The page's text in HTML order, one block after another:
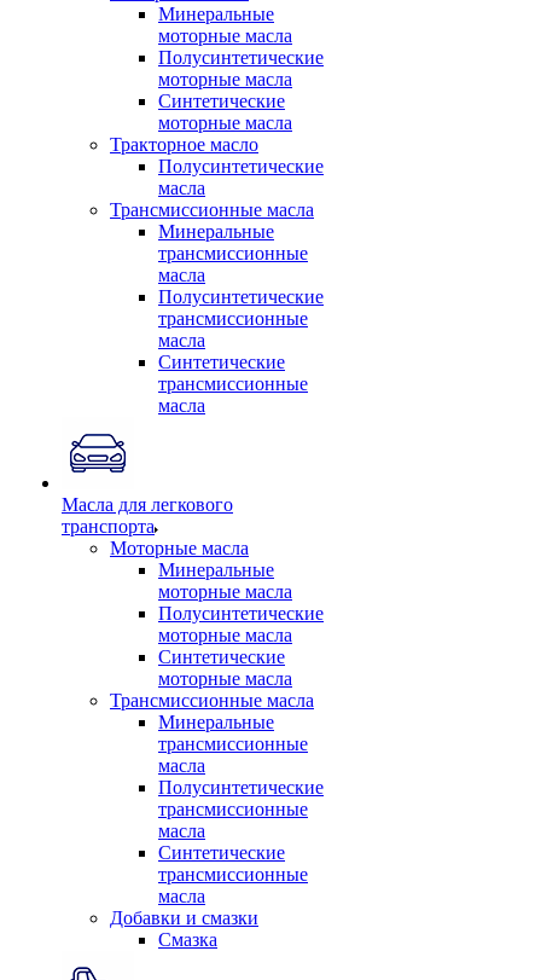
Минеральные
моторные масла
Полусинтетические
моторные масла
Синтетические
моторные масла
Тракторное масло
Полусинтетические
масла
Трансмиссионные масла
Минеральные
трансмиссионные
масла
Полусинтетические
трансмиссионные
масла
Синтетические
трансмиссионные
масла
Масла для легкового
транспорта
Моторные масла
Минеральные
моторные масла
Полусинтетические
моторные масла
Синтетические
моторные масла
Трансмиссионные масла
Минеральные
трансмиссионные
масла
Полусинтетические
трансмиссионные
масла
Синтетические
трансмиссионные
масла
Добавки и смазки
Смазка